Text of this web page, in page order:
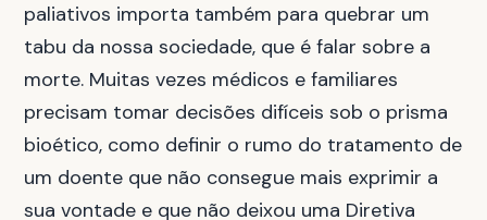
paliativos importa também para quebrar um
tabu da nossa sociedade, que é falar sobre a
morte. Muitas vezes médicos e familiares
precisam tomar decisões difíceis sob o prisma
bioético, como definir o rumo do tratamento de
um doente que não consegue mais exprimir a
sua vontade e que não deixou uma Diretiva